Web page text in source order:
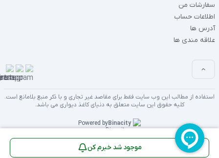
موجود شد خبرم کن
سفارشات من
اطلاعات حساب
آدرس ها
علاقه مندی ها
استفاده از مطالب این وب سایت فقط برای مقاصد غیر تجاری و با ذکر منبع بلامانع است.
کلیه حقوق این سایت متعلق به دنیای کاغذ دیواری می باشد.
Powered byBinacity